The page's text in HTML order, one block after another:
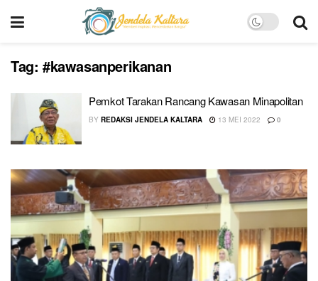
Tag: #kawasanperikanan
Pemkot Tarakan Rancang Kawasan Minapolitan
BY REDAKSI JENDELA KALTARA 13 MEI 2022 0